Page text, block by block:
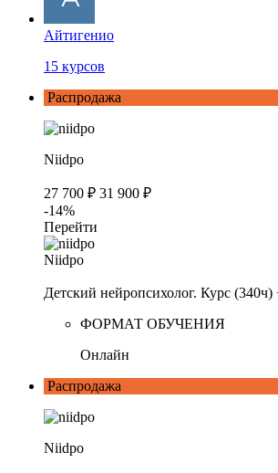
Айтигенио
15 курсов
Распродажа
Niidpo
27 700 ₽ 31 900 ₽
-14%
Перейти
Niidpo
Детский нейропсихолог. Курс
ФОРМАТ ОБУЧЕНИЯ
Онлайн
Распродажа
Niidpo